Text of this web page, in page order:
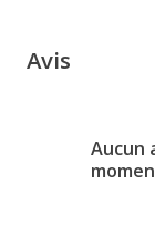
Avis
Aucun